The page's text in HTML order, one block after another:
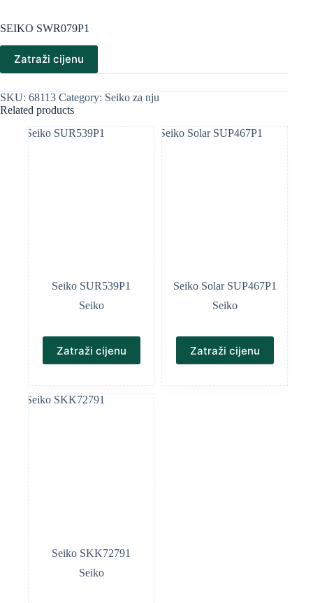
SEIKO SWR079P1
Zatraži cijenu
SKU: 68113 Category: Seiko za nju
Related products
Seiko SUR539P1
Seiko
Zatraži cijenu
Seiko Solar SUP467P1
Seiko
Zatraži cijenu
Seiko SKK72791
Seiko